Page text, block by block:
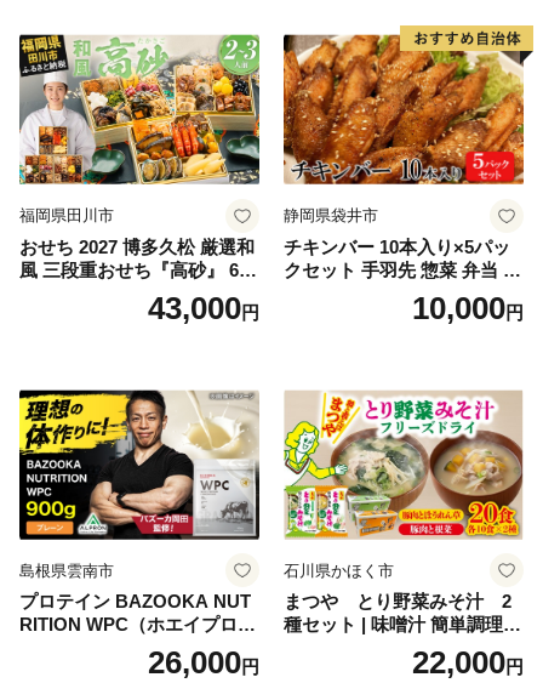
福岡県田川市
おせち 2027 博多久松 厳選和
風 三段重おせち『高砂』 6.5
寸 3段重 2～3人前 おせち料
理 重箱 お正月 冷凍おせち 縁
ち 本格おせち おせち予約 年
末 年始 お取り寄せ 新春 贅沢
おせち こだわりおせち 惣菜
老舗おせち ふるさと納税お
せち 御節 お節料理 正月 調理
不要 おせち料理2027
43,000円
静岡県袋井市
チキンバー 10本入り×5パッ
クセット 手羽先 惣菜 弁当 お
かず お酒 おつまみ ギフト キ
ャンプ アウトドア キャンプ
10,000円
島根県雲南市
プロテイン BAZOOKA NUT
RITION WPC（ホエイプロテ
イン）＜プレーン＞ 900g｜
バズーカ岡田監修・植物由来
26,000円
石川県かほく市
まつや とり野菜みそ汁 2
種セット | 味噌汁 簡単調理
お味噌 おみそ みそ とり野菜
時短料理 時短ごはん ご当地
22,000円